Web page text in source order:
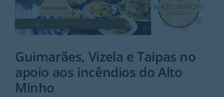
Rubricas
Guimarães, Vizela e Taipas no
apoio aos incêndios do Alto
Minho